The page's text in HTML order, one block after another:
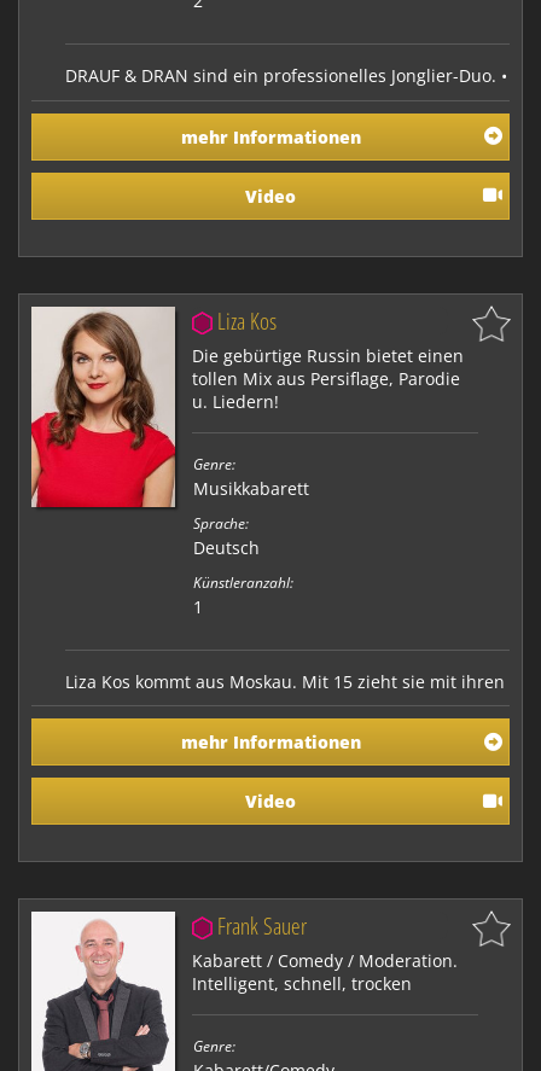
DRAUF & DRAN sind ein professionelles Jonglier-Duo. •
Bühnen- und Strassenshows sind eine Mischung aus
visuellem Humor. • In ihrer Lichtshow vereinigen Sie
Artistik mit der Computertechnik des 21.
Jahrhunderts. Ihre Requisiten werden durch mikroc…
mehr Informationen
Video
Liza Kos
Die gebürtige Russin bietet einen
tollen Mix aus Persiflage, Parodie
u. Liedern!
Genre:
Musikkabarett
Sprache:
Deutsch
Künstleranzahl:
1
Liza Kos kommt aus Moskau. Mit 15 zieht sie mit ihren
Eltern aufs Land – nach Deutschland. Hier will und
Landessprache, die sie auch bald perfekt beherrscht:
Türkisch! Nach vier Jahren unterm Kopftuch, hängt sie
dieses an den Nagel und beschließt eine „richtig…
mehr Informationen
Video
Frank Sauer
Kabarett / Comedy / Moderation.
Intelligent, schnell, trocken
Genre: